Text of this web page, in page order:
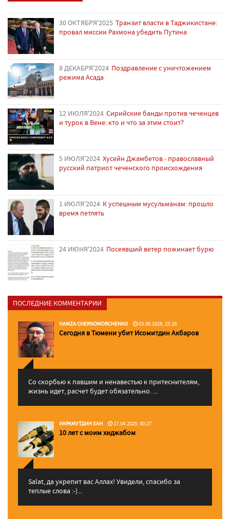
30 ОКТЯБРЯ'2025 Транзит власти в Таджикистане:
провал миссии Рахмона убедить Путина
8 ДЕКАБРЯ'2024 Поздравление с уничтожением
режима Асада
12 ИЮЛЯ'2024 Сирийские банды против чеченцев
и турок в Вене: кто и что за этим стоит?
5 ИЮЛЯ'2024 Хусейн Джамбетов - православный
русский патриот чеченского происхождения
1 ИЮЛЯ'2024 К успешным мусульманам: прошло
время петлять
24 ИЮНЯ'2024 Посеявший ветер пожинает бурю
ПОСЛЕДНИЕ КОММЕНТАРИИ
HAMZA CHERNOMORCHENKO 03.06.2026, 23:29
Сегодня в Тюмени убит Исомитдин Акбаров
Со скорбью к павшим и ненавестью к притеснителям,
жизнь идет, расчет будет обязательно. ...
ИКРАМУТДИН ХАН 17.04.2025, 00:27
10 лет с моим хиджабом
Salat, да укрепит вас Аллаx! Увидели, спасибо за
теплые слова :-)...